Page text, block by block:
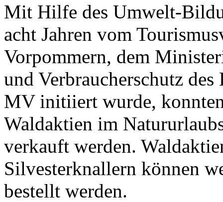
Mit Hilfe des Umwelt-
acht Jahren vom
Vorpommern, dem
und Verbraucherschutz
MV initiiert wurde,
Waldaktien im
verkauft werden.
Silvesterknallern können
bestellt werden.